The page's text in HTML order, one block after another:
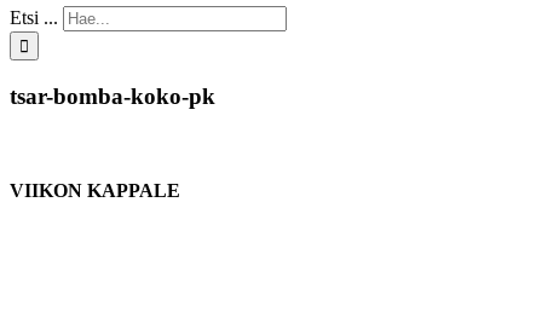
Etsi ...
tsar-bomba-koko-pk
VIIKON KAPPALE